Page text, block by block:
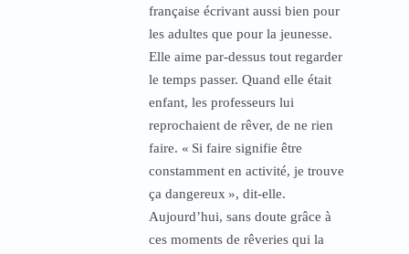
française écrivant aussi bien pour
les adultes que pour la jeunesse.
Elle aime par-dessus tout regarder
le temps passer. Quand elle était
enfant, les professeurs lui
reprochaient de rêver, de ne rien
faire. « Si faire signifie être
constamment en activité, je trouve
ça dangereux », dit-elle.
Aujourd’hui, sans doute grâce à
ces moments de rêveries qui la